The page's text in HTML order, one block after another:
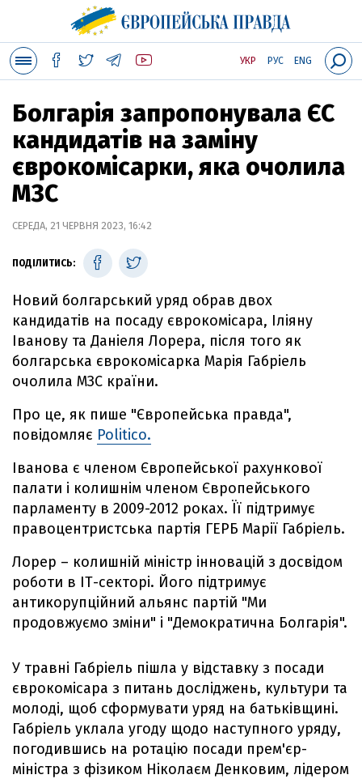
УКР РУС ENG
Болгарія запропонувала ЄС
кандидатів на заміну
єврокомісарки, яка очолила
МЗС
СЕРЕДА, 21 ЧЕРВНЯ 2023, 16:42
ПОДІЛИТИСЬ:
Новий болгарський уряд обрав двох
кандидатів на посаду єврокомісара, Іліяну
Іванову та Даніеля Лорера, після того як
болгарська єврокомісарка Марія Габріель
очолила МЗС країни.
Про це, як пише "Європейська правда",
повідомляє Politico.
Іванова є членом Європейської рахункової
палати і колишнім членом Європейського
парламенту в 2009-2012 роках. Її підтримує
правоцентристська партія ГЕРБ Марії Габріель.
Лорер – колишній міністр інновацій з досвідом
роботи в ІТ-секторі. Його підтримує
антикорупційний альянс партій "Ми
продовжуємо зміни" і "Демократична Болгарія".
У травні Габріель пішла у відставку з посади
єврокомісара з питань досліджень, культури та
молоді, щоб сформувати уряд на батьківщині.
Габріель уклала угоду щодо наступного уряду,
погодившись на ротацію посади прем'єр-
міністра з фізиком Ніколаєм Денковим, лідером